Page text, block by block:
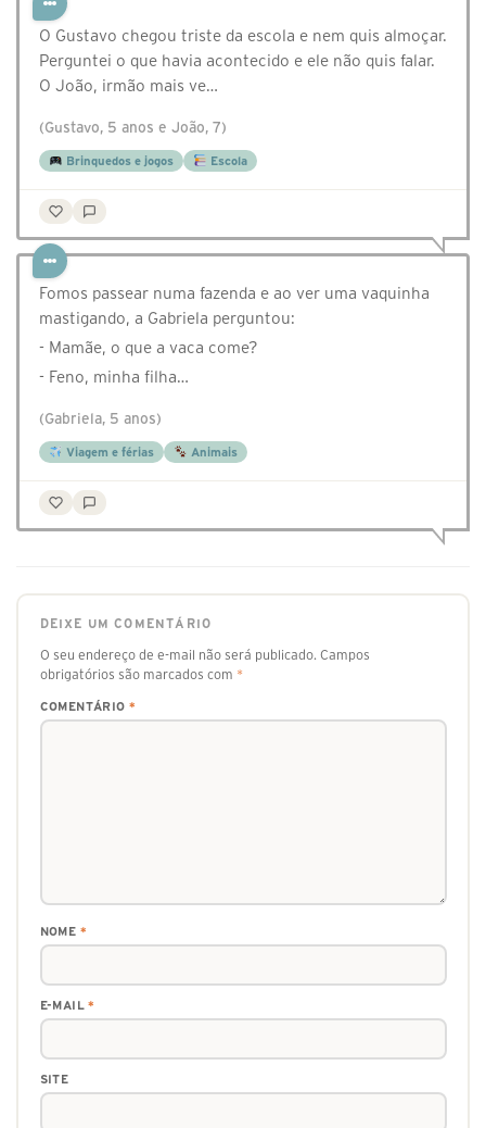
O Gustavo chegou triste da escola e nem quis almoçar.
Perguntei o que havia acontecido e ele não quis falar.
O João, irmão mais ve…
(Gustavo, 5 anos e João, 7)
Brinquedos e jogos Escola
Fomos passear numa fazenda e ao ver uma vaquinha
mastigando, a Gabriela perguntou:
- Mamãe, o que a vaca come?
- Feno, minha filha…
(Gabriela, 5 anos)
Viagem e férias Animais
DEIXE UM COMENTÁRIO
O seu endereço de e-mail não será publicado. Campos
obrigatórios são marcados com *
COMENTÁRIO *
NOME *
E-MAIL*
SITE